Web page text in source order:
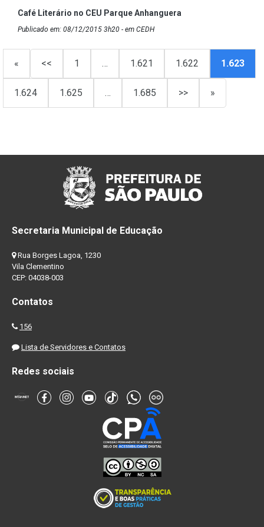
Café Literário no CEU Parque Anhanguera
Publicado em: 08/12/2015 3h20 - em CEDH
« << 1 … 1.621 1.622 1.623
1.624 1.625 … 1.685 >> »
Secretaria Municipal de Educação
Rua Borges Lagoa, 1230
Vila Clementino
CEP: 04038-003
Contatos
156
Lista de Servidores e Contatos
Redes sociais